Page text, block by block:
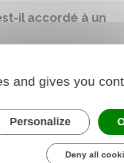
il accordé à un
une demande de
médical
duconseil médical
and gives you
Personalize
Deny all